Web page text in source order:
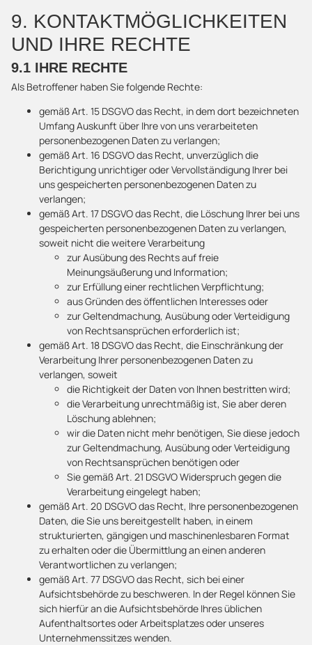
9. KONTAKTMÖGLICHKEITEN
UND IHRE RECHTE
9.1 IHRE RECHTE
Als Betroffener haben Sie folgende Rechte:
gemäß Art. 15 DSGVO das Recht, in dem dort bezeichneten
Umfang Auskunft über Ihre von uns verarbeiteten
personenbezogenen Daten zu verlangen;
gemäß Art. 16 DSGVO das Recht, unverzüglich die
Berichtigung unrichtiger oder Vervollständigung Ihrer bei
uns gespeicherten personenbezogenen Daten zu
verlangen;
gemäß Art. 17 DSGVO das Recht, die Löschung Ihrer bei uns
gespeicherten personenbezogenen Daten zu verlangen,
soweit nicht die weitere Verarbeitung
zur Ausübung des Rechts auf freie
Meinungsäußerung und Information;
zur Erfüllung einer rechtlichen Verpflichtung;
aus Gründen des öffentlichen Interesses oder
zur Geltendmachung, Ausübung oder Verteidigung
von Rechtsansprüchen erforderlich ist;
gemäß Art. 18 DSGVO das Recht, die Einschränkung der
Verarbeitung Ihrer personenbezogenen Daten zu
verlangen, soweit
die Richtigkeit der Daten von Ihnen bestritten wird;
die Verarbeitung unrechtmäßig ist, Sie aber deren
Löschung ablehnen;
wir die Daten nicht mehr benötigen, Sie diese jedoch
zur Geltendmachung, Ausübung oder Verteidigung
von Rechtsansprüchen benötigen oder
Sie gemäß Art. 21 DSGVO Widerspruch gegen die
Verarbeitung eingelegt haben;
gemäß Art. 20 DSGVO das Recht, Ihre personenbezogenen
Daten, die Sie uns bereitgestellt haben, in einem
strukturierten, gängigen und maschinenlesbaren Format
zu erhalten oder die Übermittlung an einen anderen
Verantwortlichen zu verlangen;
gemäß Art. 77 DSGVO das Recht, sich bei einer
Aufsichtsbehörde zu beschweren. In der Regel können Sie
sich hierfür an die Aufsichtsbehörde Ihres üblichen
Aufenthaltsortes oder Arbeitsplatzes oder unseres
Unternehmenssitzes wenden.